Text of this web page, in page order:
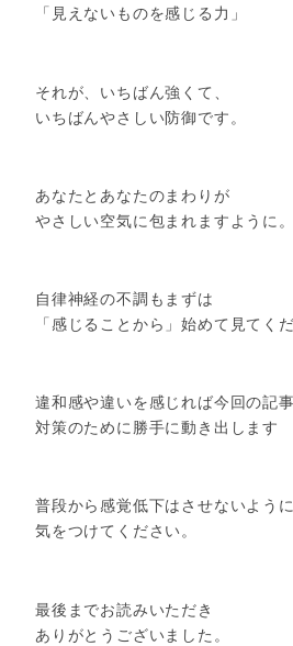
「見えないものを感じる力」
それが、いちばん強くて、
いちばんやさしい防御です。
あなたとあなたのまわりが
やさしい空気に包まれますように。
自律神経の不調もまずは
「感じることから」始めて見てく
違和感や違いを感じれば今回の記
対策のために勝手に動き出します
普段から感覚低下はさせないように
気をつけてください。
最後までお読みいただき
ありがとうございました。